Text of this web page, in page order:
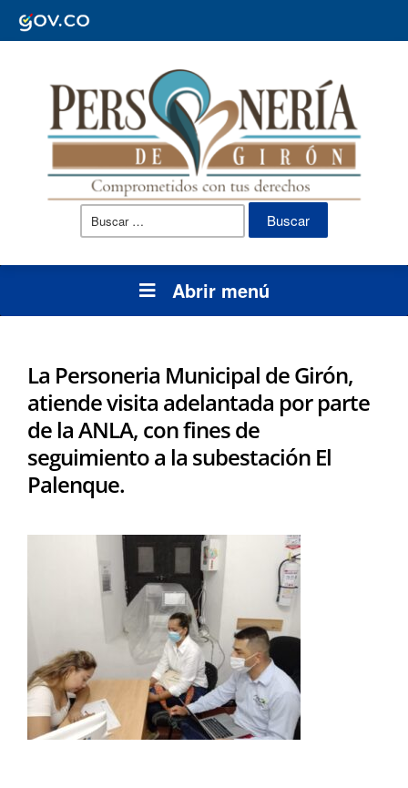
Buscar:
Abrir menú
La Personeria Municipal de Girón,
atiende visita adelantada por parte
de la ANLA, con fines de
seguimiento a la subestación El
Palenque.